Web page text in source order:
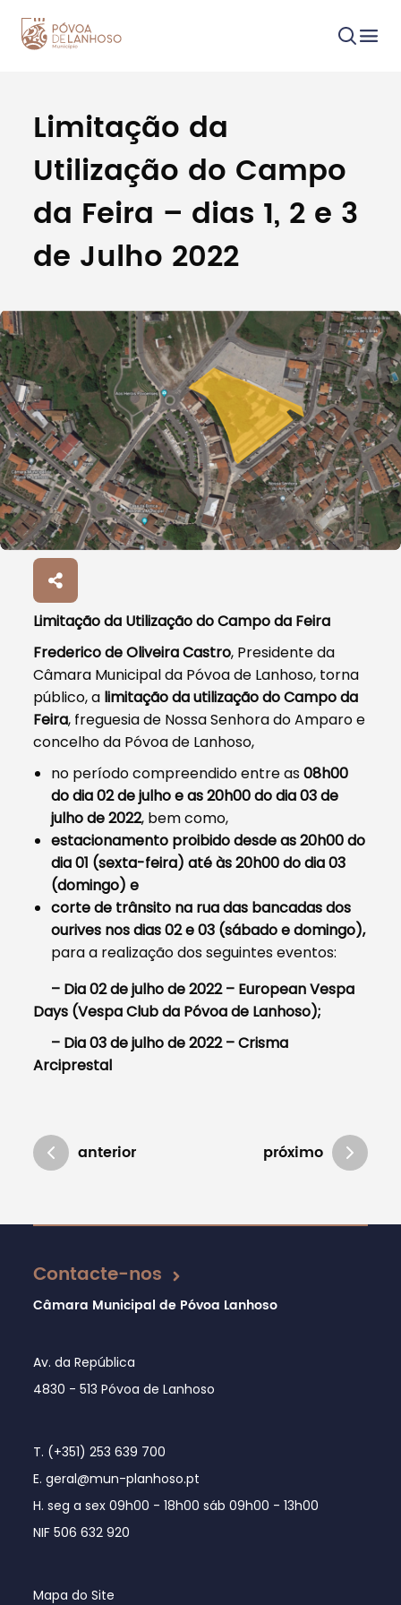
Procurar
Tipo de conteúdo
Filtros
Limitação da
Utilização do Campo
da Feira – dias 1, 2 e 3
de Julho 2022
Limitação da Utilização do Campo da Feira
Frederico de Oliveira Castro, Presidente da
Câmara Municipal da Póvoa de Lanhoso, torna
público, a limitação da utilização do Campo da
Feira, freguesia de Nossa Senhora do Amparo e
concelho da Póvoa de Lanhoso,
no período compreendido entre as08h00
do dia 02 de julho e as 20h00 do dia 03 de
julho de 2022, bem como,
estacionamento proibido desde as 20h00 do
dia 01 (sexta-feira) até às 20h00 do dia 03
(domingo) e
corte de trânsito na rua das bancadas dos
ourives nos dias 02 e 03 (sábado e domingo),
para a realização dos seguintes eventos:
– Dia 02 de julho de 2022 – European Vespa
Days (Vespa Club da Póvoa de Lanhoso);
– Dia 03 de julho de 2022 – Crisma
Arciprestal
anterior próximo
Atualizado em 21/06/2022
Contacte-nos
Câmara Municipal de Póvoa Lanhoso
Av. da República
4830 - 513 Póvoa de Lanhoso
T. (+351) 253 639 700
E. geral@mun-planhoso.pt
H. seg a sex 09h00 - 18h00 sáb 09h00 - 13h00
NIF 506 632 920
Mapa do Site